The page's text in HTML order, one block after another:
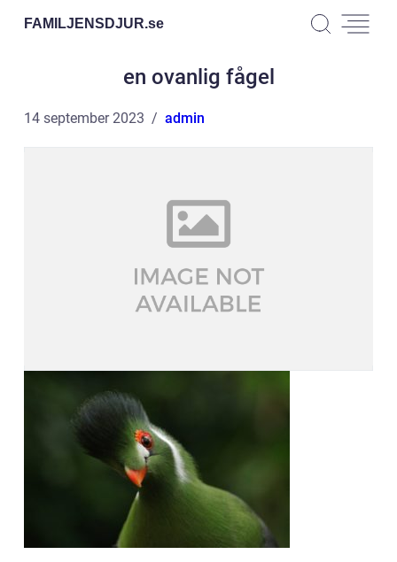
FAMILJENSDJUR.se
en ovanlig fågel
14 september 2023 admin